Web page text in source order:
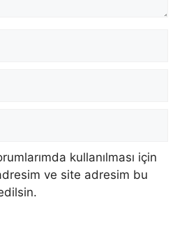
kullanılması için
ve site adresim bu